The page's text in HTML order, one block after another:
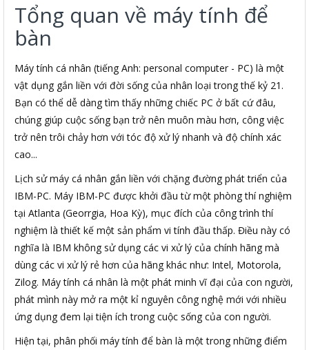
Tổng quan về máy tính để
bàn
Máy tính cá nhân (tiếng Anh: personal computer - PC) là một
vật dụng gắn liền với đời sống của nhân loại trong thế kỷ 21.
Bạn có thể dễ dàng tìm thấy những chiếc PC ở bất cứ đâu,
chúng giúp cuộc sống bạn trở nên muôn màu hơn, công việc
trở nên trôi chảy hơn với tóc độ xử lý nhanh và độ chính xác
cao...
Lịch sử máy cá nhân gắn liền với chặng đường phát triển của
IBM-PC. Máy IBM-PC được khởi đầu từ một phòng thí nghiệm
tại Atlanta (Georrgia, Hoa Kỳ), mục đích của công trình thí
nghiệm là thiết kế một sản phẩm vi tính đầu thấp. Điều này có
nghĩa là IBM không sử dụng các vi xử lý của chính hãng mà
dùng các vi xử lý rẻ hơn của hãng khác như: Intel, Motorola,
Zilog. Máy tính cá nhân là một phát minh vĩ đại của con người,
phát mình này mở ra một kỉ nguyên công nghệ mới với nhiều
ứng dụng đem lại tiện ích trong cuộc sống của con người.
Hiện tại, phân phối máy tính để bàn là một trong những điểm